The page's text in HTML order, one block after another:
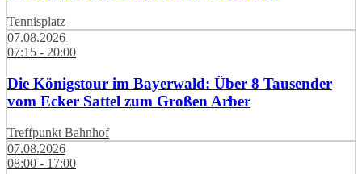
Tennisplatz
07.08.2026
07:15 - 20:00
Die Königstour im Bayerwald: Über 8 Tausender
vom Ecker Sattel zum Großen Arber
Treffpunkt Bahnhof
07.08.2026
08:00 - 17:00